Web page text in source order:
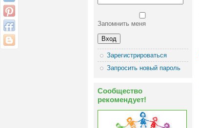
Запомнить меня
Зарегистрироваться
Запросить новый пароль
Сообщество
рекомендует!